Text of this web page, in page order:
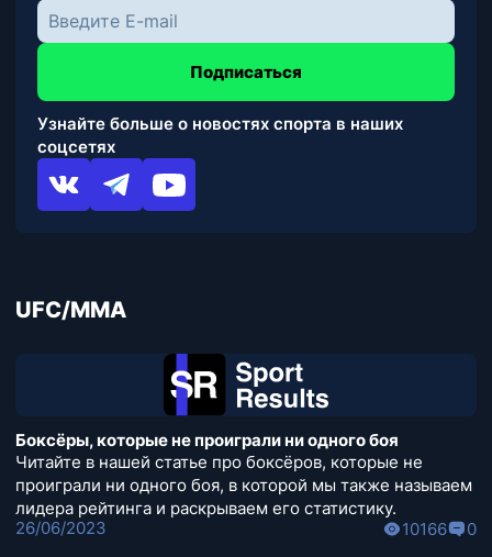
Подписаться
Узнайте больше о новостях спорта в наших
соцсетях
UFC/MMA
Боксёры, которые не проиграли ни одного боя
Читайте в нашей статье про боксёров, которые не
проиграли ни одного боя, в которой мы также называем
лидера рейтинга и раскрываем его статистику.
26/06/2023
10166 0